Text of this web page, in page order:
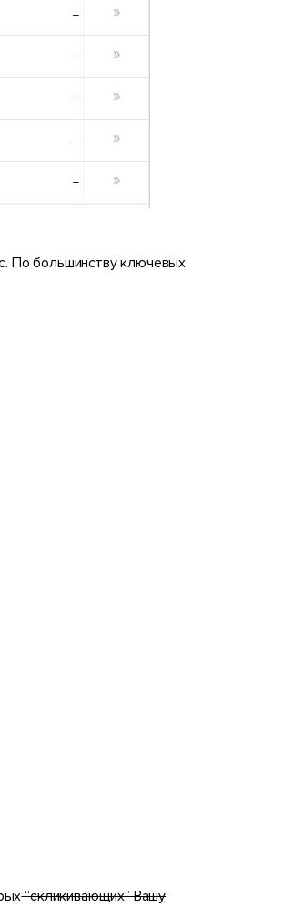
По большинству ключевых
“скликивающих” Вашу